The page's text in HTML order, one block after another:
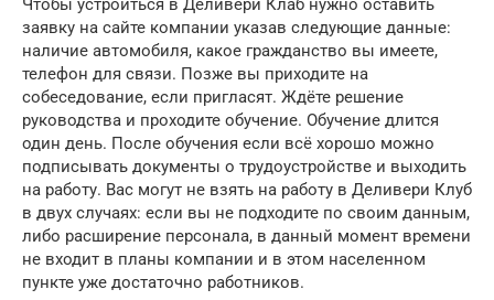
Чтобы устроиться в Деливери Клаб нужно оставить
заявку на сайте компании указав следующие данные:
наличие автомобиля, какое гражданство вы имеете,
телефон для связи. Позже вы приходите на
собеседование, если пригласят. Ждёте решение
руководства и проходите обучение. Обучение длится
один день. После обучения если всё хорошо можно
подписывать документы о трудоустройстве и выходить
на работу. Вас могут не взять на работу в Деливери Клуб
в двух случаях: если вы не подходите по своим данным,
либо расширение персонала, в данный момент времени
не входит в планы компании и в этом населенном
пункте уже достаточно работников.